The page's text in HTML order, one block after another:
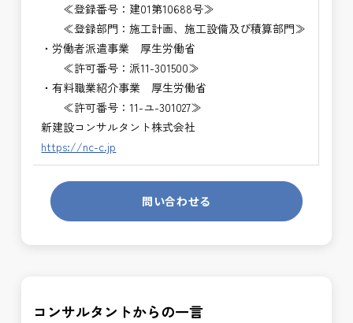
≪登録番号：建01第10688号≫
≪登録部門：施工計画、施工設備及び積算部門≫
・労働者派遣事業 厚生労働省
≪許可番号：派11-301500≫
・有料職業紹介事業 厚生労働省
≪許可番号：11-ユ-301027≫
新建設コンサルタント株式会社
https://nc-c.jp
問い合わせる
コンサルタントからの一言